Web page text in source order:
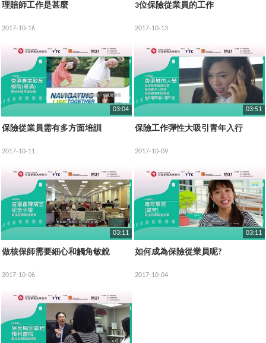
理賠師工作是甚麼
2017-10-16
3位保險從業員的工作
2017-10-13
03:04
保險從業員需有多方面培訓
2017-10-11
03:51
保險工作彈性大吸引青年入行
2017-10-09
03:11
做核保師需要細心和觸角敏銳
2017-10-06
03:11
如何成為保險從業員呢?
2017-10-04